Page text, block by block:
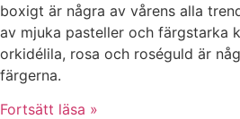
boxigt är några av vårens alla
av mjuka pasteller och färgstarka
orkidélila, rosa och roséguld är
färgerna.
Fortsätt läsa »